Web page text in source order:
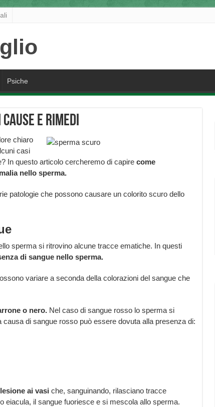
Psiche
e rimedi
chiaro
casi
In questo articolo cercheremo di capirecome
nello sperma.
patologie che possono causare un colorito scuro dello
sperma si ritrovino alcune tracce ematiche. In questi
di sangue nello sperma.
variare a seconda della colorazioni del sangue che
o nero.Nel caso di sangue rosso lo sperma si
di sangue rosso può essere dovuta alla presenza di:
ai vasi che, sanguinando, rilasciano tracce
eiacula, il sangue fuoriesce e si mescola allo sperma.